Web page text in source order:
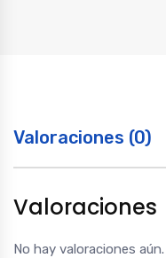
Valoraciones (0)
Valoraciones
No hay valoraciones aún.